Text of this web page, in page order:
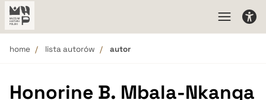
home lista autorów autor
Honorine B. Mbala-Nkanga